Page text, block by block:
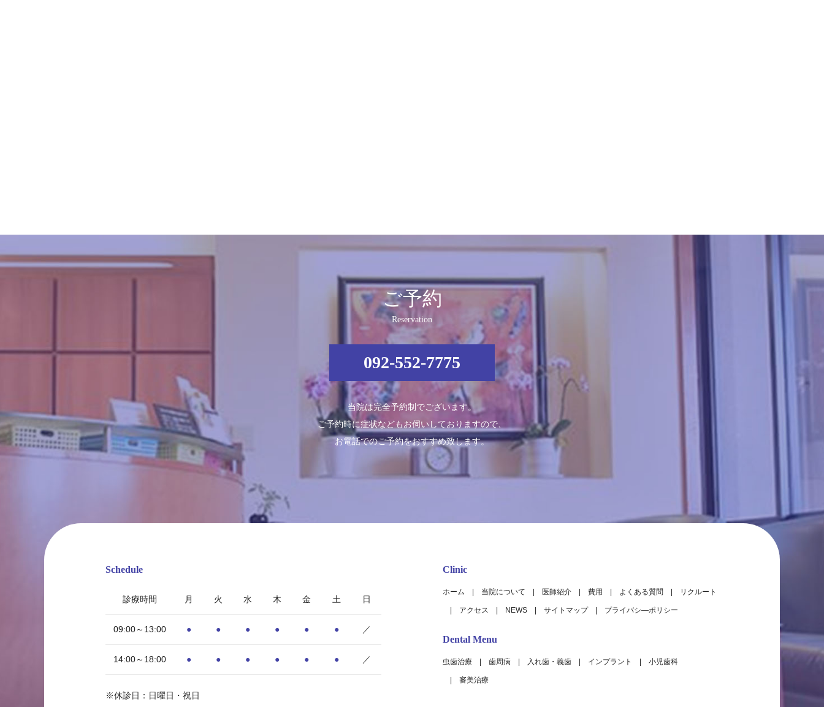
ご予約
Reservation
092-552-7775
当院は完全予約制でございます。
ご予約時に症状などもお伺いしておりますので、
お電話でのご予約をおすすめ致します。
Schedule
診療時間 月 火 水 木 金 土 日
09:00～13:00 ● ● ● ● ● ● ／
14:00～18:00 ● ● ● ● ● ● ／
※休診日：日曜日・祝日
Clinic
ホーム 当院について 医師紹介 費用 よくある質問 リクルート
アクセス NEWS サイトマップ プライバシ―ポリシー
Dental Menu
虫歯治療 歯周病 入れ歯・義歯 インプラント 小児歯科
審美治療